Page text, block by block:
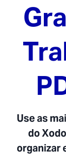
Use as
do
organizar